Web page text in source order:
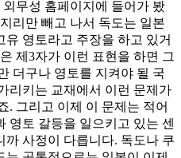
무성 홈페이지에 들어가 봤
리만 빼고 나서 독도는 일본
영토라고 주장을 하고 있거
제3자가 이런 표현을 하면 그
더구나 영토를 지켜야 될 국
리키는 교재에서 이런 문제가
. 그리고 이제 이 문제는 적어
영토 갈등을 일으키고 있는 센
사정이 다릅니다. 독도나 쿠